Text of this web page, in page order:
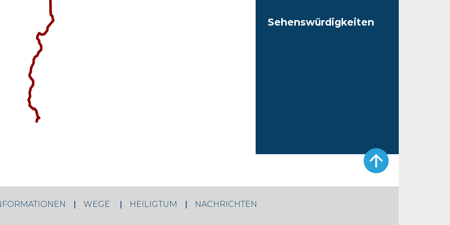
Sehenswürdigkeiten
WEGE HEILIGTUM NACHRICHTEN